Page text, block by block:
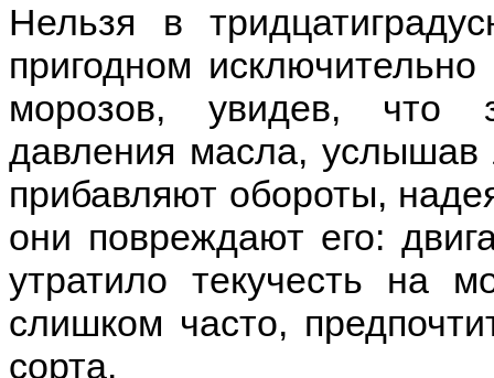
Нельзя в
пригодном
морозов, увидев, что
давления масла, услышав
прибавляют обороты,
они повреждают его:
утратило текучесть на
слишком часто,
сорта.